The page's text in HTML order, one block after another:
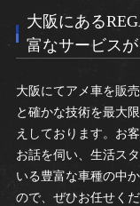
大阪にある
富なサービス
大阪にてアメ車を販
と確かな技術を最大
えしております。お
お話を伺い、生活ス
いる豊富な車種の中
ので、ぜひお任せくだ